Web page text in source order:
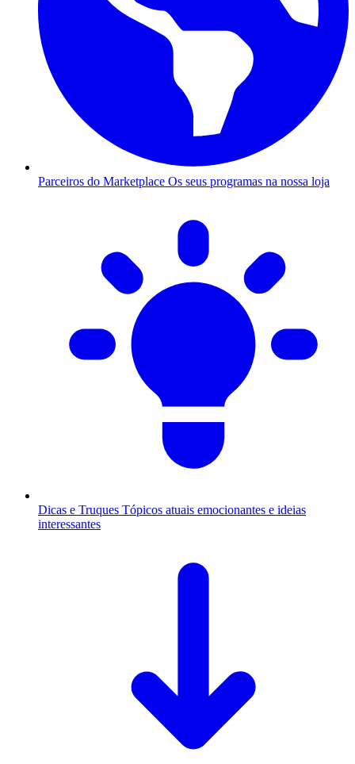
Parceiros do Marketplace Os seus programas na nossa loja
Dicas e Truques Tópicos atuais emocionantes e ideias
interessantes